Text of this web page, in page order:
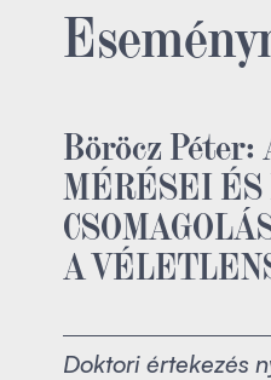
Böröcz
MÉRÉSEI
A
Doktori értekezés